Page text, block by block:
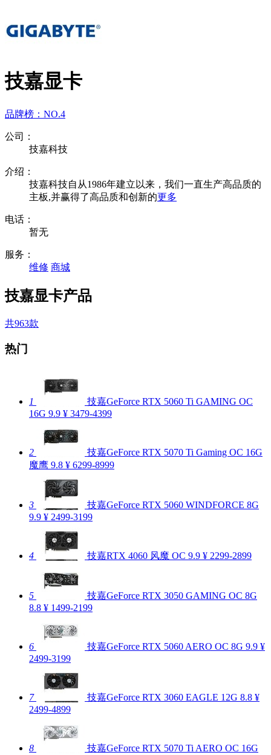
技嘉显卡
品牌榜： NO.4
公司：
技嘉科技
介绍：
技嘉科技自从1986年建立以来，我们一直生产高品质的
主板,并赢得了高品质和创新的更多
电话：
暂无
服务：
维修 商城
技嘉显卡产品
共963款
热门
1
技嘉GeForce RTX 5060 Ti GAMING OC
16G 9.9 ¥ 3479-4399
2
技嘉GeForce RTX 5070 Ti Gaming OC 16G
魔鹰 9.8 ¥ 6299-8999
3
技嘉GeForce RTX 5060 WINDFORCE 8G
9.9 ¥ 2499-3199
4 技嘉RTX 4060 风魔 OC 9.9 ¥ 2299-2899
5
技嘉GeForce RTX 3050 GAMING OC 8G
8.8 ¥ 1499-2199
6 技嘉GeForce RTX 5060 AERO OC 8G 9.9 ¥
2499-3199
7 技嘉GeForce RTX 3060 EAGLE 12G 8.8 ¥
2499-4899
8
技嘉GeForce RTX 5070 Ti AERO OC 16G